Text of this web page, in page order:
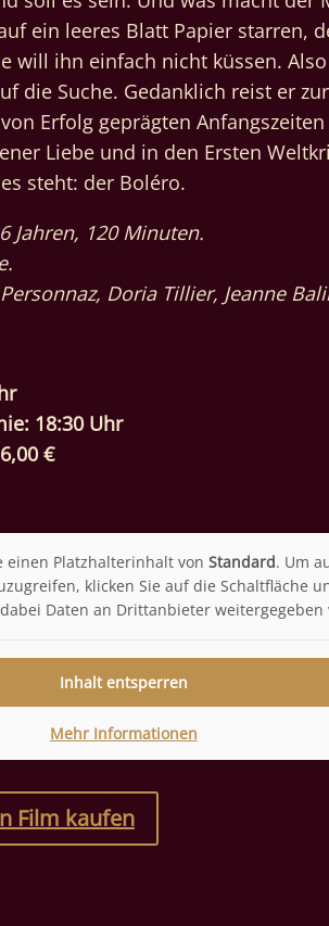
ein leeres Blatt Papier starren,
will ihn einfach nicht küssen.
die Suche. Gedanklich reist er
Erfolg geprägten Anfangszeiten
Liebe und in den Ersten
steht: der Boléro.
Jahren, 120 Minuten.
Doria Tillier, Jeanne
18:30 Uhr
€
einen Platzhalterinhalt von Standard. Um
klicken Sie auf die Schaltfläche
Daten an Drittanbieter weitergegeben
Inhalt entsperren
Mehr Informationen
Film kaufen